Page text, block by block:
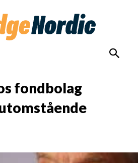
fondbolag